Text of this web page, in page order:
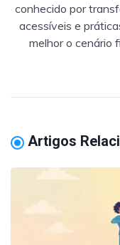
conhecido por
acessíveis e
melhor o cenário
Artigos